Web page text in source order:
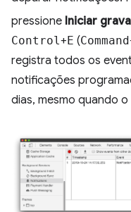
pressione Iniciar
Control+E (Command
registra todos os
notificações
dias, mesmo quando